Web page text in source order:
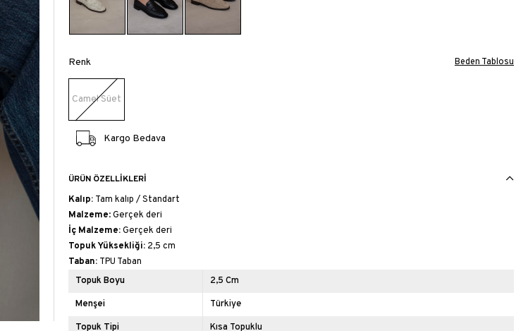
Renk
Camel Süet
Beden Tablosu
Kargo Bedava
ÜRÜN ÖZELLIKLERI
Kalıp: Tam kalıp / Standart
Malzeme: Gerçek deri
İç Malzeme:Gerçek deri
Topuk Yüksekliği: 2,5 cm
Taban: TPU Taban
Topuk Boyu
2,5 Cm
Menşei Türkiye
Topuk Tipi Kısa Topuklu